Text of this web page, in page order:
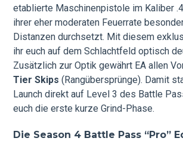
etablierte Maschinenpistole im Kaliber
ihrer eher moderaten Feuerrate
Distanzen durchsetzt. Mit diesem
ihr euch auf dem Schlachtfeld optisch
Zusätzlich zur Optik gewährt EA allen
Tier Skips (Rangübersprünge). Damit
Launch direkt auf Level 3 des Battle
euch die erste kurze Grind-Phase.
Die Season 4 Battle Pass “Pro”